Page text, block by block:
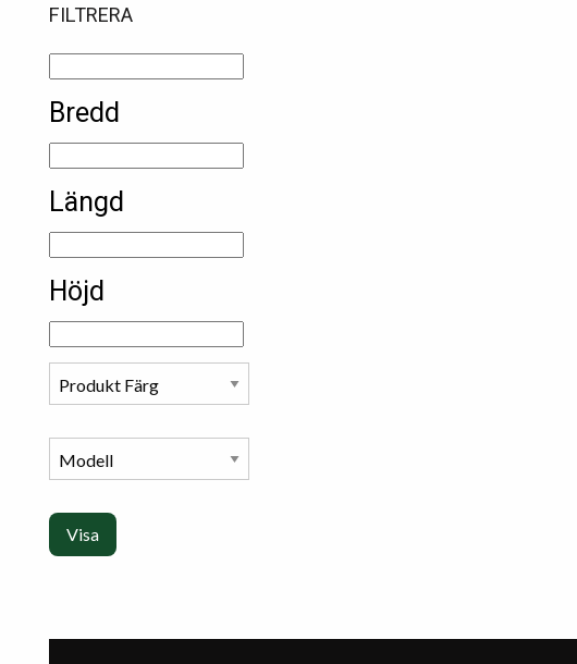
FILTRERA
Bredd
Längd
Höjd
Visa